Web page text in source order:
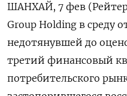
ШАНХАЙ, 7 фев
Group Holding в среду
недотянувшей до
третий финансовый
потребительского